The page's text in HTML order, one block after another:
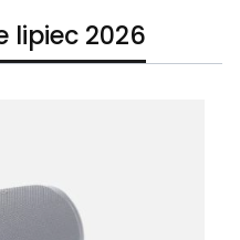
lipiec 2026